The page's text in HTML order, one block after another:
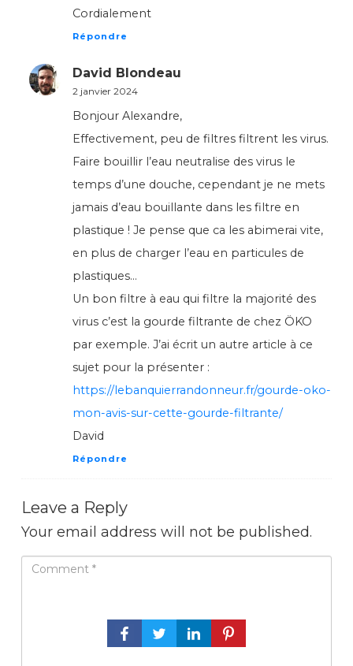
Cordialement
Répondre
David Blondeau
2 janvier 2024
Bonjour Alexandre,
Effectivement, peu de filtres filtrent les virus.
Faire bouillir l’eau neutralise des virus le
temps d’une douche, cependant je ne mets
jamais d’eau bouillante dans les filtre en
plastique ! Je pense que ca les abimerai vite,
en plus de charger l’eau en particules de
plastiques…
Un bon filtre à eau qui filtre la majorité des
virus c’est la gourde filtrante de chez ÖKO
par exemple. J’ai écrit un autre article à ce
sujet pour la présenter :
https://lebanquierrandonneur.fr/gourde-oko-
mon-avis-sur-cette-gourde-filtrante/
David
Répondre
Leave a Reply
Your email address will not be published.